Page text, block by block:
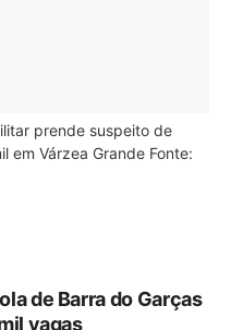
prende suspeito de
em Várzea Grande Fonte:
de Barra do Garças
vagas